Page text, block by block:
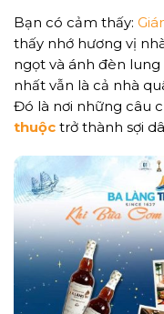
Bạn có cảm thấy:
thấy nhớ hương vị
ngọt và ánh đèn lung
nhất vẫn là cả nhà
Đó là nơi những câu
thuộc trở thành sợi